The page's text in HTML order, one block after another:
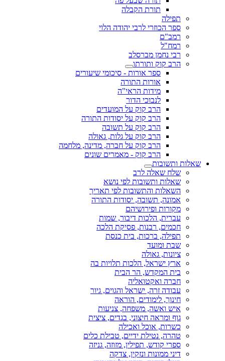
תורת הקבלה
תפילה
ספר הכוזרי לרבי יהודה הלוי
רמב"ם
רמח"ל
רבי נחמן מברסלב
הרב קוק ותורתו
ספר אורות - סיכומי שיעורים
אורות התורה
מידות הראי"ה
לנבוכי הדור
הרב קוק על המועדים
הרב קוק על יסודות התורה
הרב קוק על תשובה
הרב קוק על גלות, גאולה
הרב קוק על חברה, מדינה, מלחמה
הרב קוק - מאמרים שונים
שאלות ותשובות
שלח שאלה לרב
שאלות ותשובות לפי נושא
השאלות והתשובות לפי תאריך
אמונה, תשובה, יסודות התורה
מקורות ופירושיהם
עברית, הלכות דיבור, שמות
חכמים, רבנות, פסיקת הלכה
תפילה, ברכות, בית כנסת
שבת ומועד
ציונות, גאולה
ארץ ישראל, הלכות תלויות בה
בית המקדש, הר הבית
חברה ואקטואליה
עבודה זרה, ישראל והגוים, גיור
חינוך, לימודים, הוראה
איש ואשה, משפחה, צניעות
גוף ומראה חיצוני, בגדים, ציצית
כשרות, אוכל ואכילה
טהרה, נטילת ידיים, טבילת כלים
ספרי קודש, תפילין, מזוזה, גניזה
דיני ממונות ונזקין, צדקה